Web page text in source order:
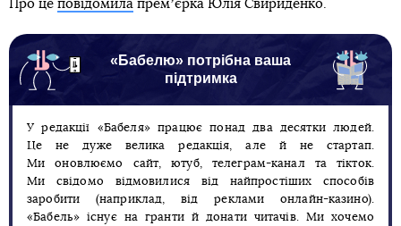
Про це повідомила премʼєрка Юлія Свириденко.
«Бабелю» потрібна ваша
підтримка
У редакції «Бабеля» працює понад два десятки людей.
Це не дуже велика редакція, але й не стартап.
Ми оновлюємо сайт, ютуб, телеграм-канал та тікток.
Ми свідомо відмовилися від найпростіших способів
заробити (наприклад, від реклами онлайн-казино).
«Бабель» існує на гранти й донати читачів. Ми хочемо